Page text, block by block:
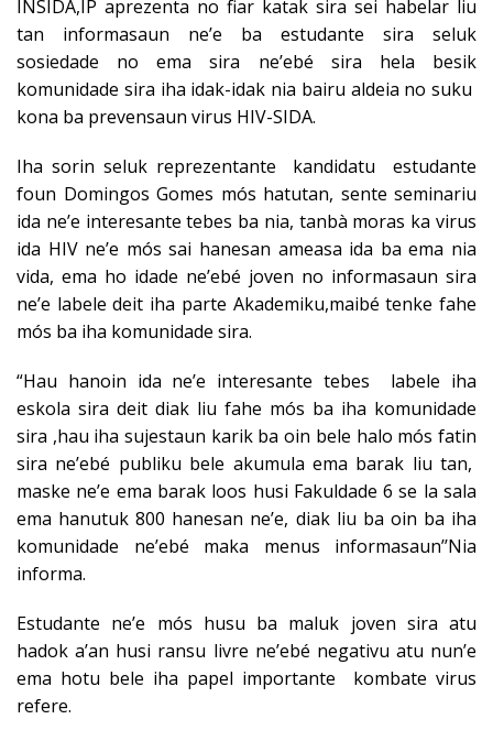
INSIDA,IP aprezenta no fiar katak sira sei habelar liu
tan informasaun ne’e ba estudante sira seluk
sosiedade no ema sira ne’ebé sira hela besik
komunidade sira iha idak-idak nia bairu aldeia no suku
kona ba prevensaun virus HIV-SIDA.
Iha sorin seluk reprezentante kandidatu estudante
foun Domingos Gomes mós hatutan, sente seminariu
ida ne’e interesante tebes ba nia, tanbà moras ka virus
ida HIV ne’e mós sai hanesan ameasa ida ba ema nia
vida, ema ho idade ne’ebé joven no informasaun sira
ne’e labele deit iha parte Akademiku,maibé tenke fahe
mós ba iha komunidade sira.
“Hau hanoin ida ne’e interesante tebes labele iha
eskola sira deit diak liu fahe mós ba iha komunidade
sira ,hau iha sujestaun karik ba oin bele halo mós fatin
sira ne’ebé publiku bele akumula ema barak liu tan,
maske ne’e ema barak loos husi Fakuldade 6 se la sala
ema hanutuk 800 hanesan ne’e, diak liu ba oin ba iha
komunidade ne’ebé maka menus informasaun’’Nia
informa.
Estudante ne’e mós husu ba maluk joven sira atu
hadok a’an husi ransu livre ne’ebé negativu atu nun’e
ema hotu bele iha papel importante kombate virus
refere.